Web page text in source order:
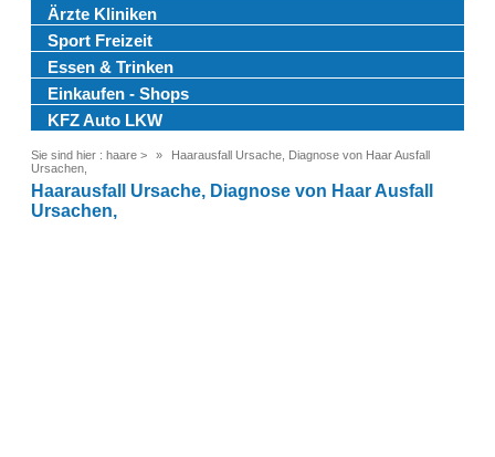
Ärzte Kliniken
Sport Freizeit
Essen & Trinken
Einkaufen - Shops
KFZ Auto LKW
Sie sind hier : haare >
Haarausfall Ursache, Diagnose von Haar Ausfall
Ursachen,
Haarausfall Ursache, Diagnose von Haar Ausfall
Ursachen,